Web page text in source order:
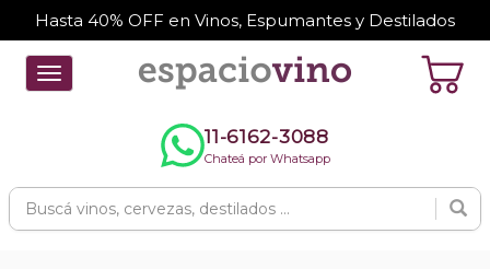
Hasta 40% OFF en Vinos, Espumantes y Destilados
Toggle
navigation
11-6162-3088
Chateá por Whatsapp